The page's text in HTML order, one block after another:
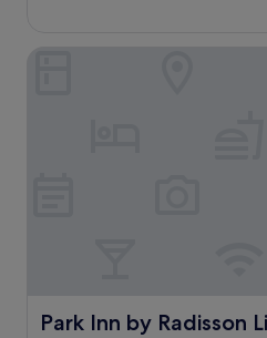
Park Inn by Radisson
Park Inn by Radisson Liege